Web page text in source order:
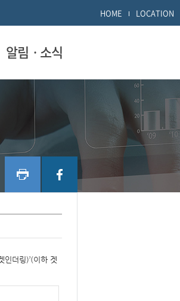
HOME LOCATION
알림ㆍ소식
더링)’(이하 겟